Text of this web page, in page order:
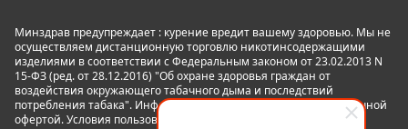
Минздрав предупреждает : курение вредит вашему здоровью. Мы не
осуществляем дистанционную торговлю никотинсодержащими
изделиями в соответствии с Федеральным законом от 23.02.2013 N
15-ФЗ (ред. от 28.12.2016) "Об охране здоровья граждан от
воздействия окружающего табачного дыма и последствий
потребления табака". Информация на сайте не является публичной
офертой. Условия пользования сайтом